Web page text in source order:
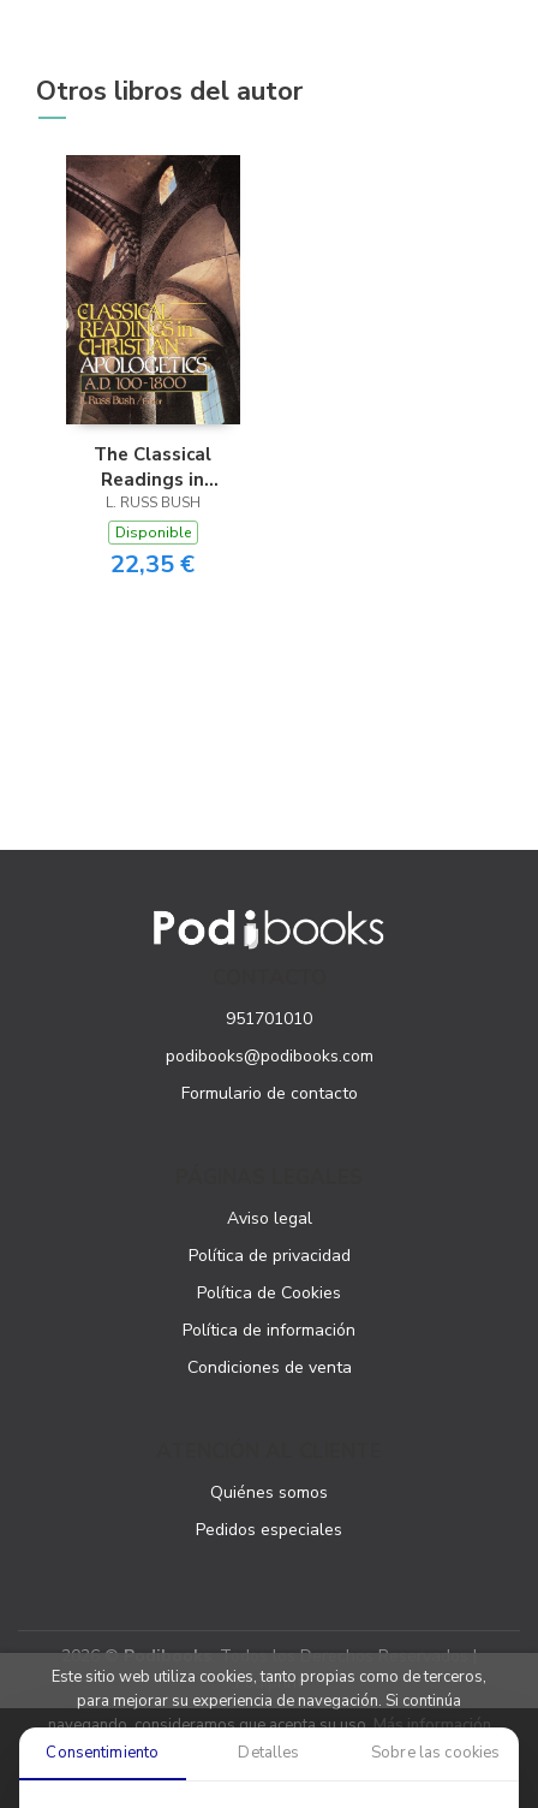
Otros libros del autor
The Classical
Readings in
Christian
Apologetics
L. RUSS BUSH
Disponible
22,35 €
951701010
podibooks@podibooks.com
Formulario de contacto
Aviso legal
Política de privacidad
Política de Cookies
Política de información
Condiciones de venta
Quiénes somos
Pedidos especiales
2026 ©Podibooks. Todos los Derechos Reservados |
Podiprint
Este sitio web utiliza cookies, tanto propias como de terceros,
para mejorar su experiencia de navegación. Si continúa
navegando, consideramos que acepta su uso.Más información
Aceptar cookies
Consentimiento Detalles Sobre las cookies